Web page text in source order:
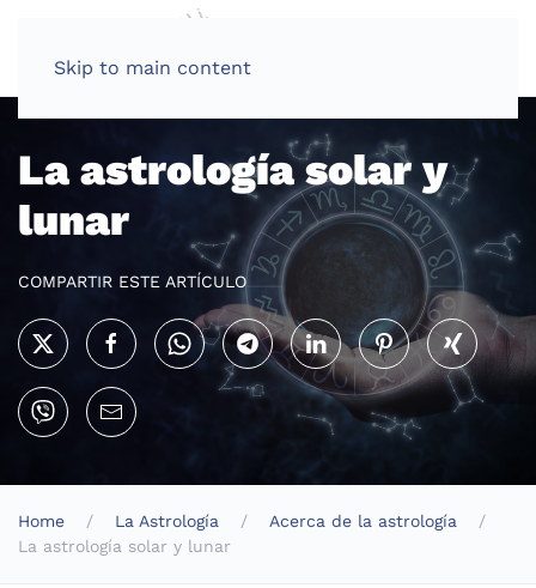
Skip to main content
La astrología solar y
lunar
COMPARTIR ESTE ARTÍCULO
Home La Astrología
Acerca de la astrología
La astrología solar y lunar